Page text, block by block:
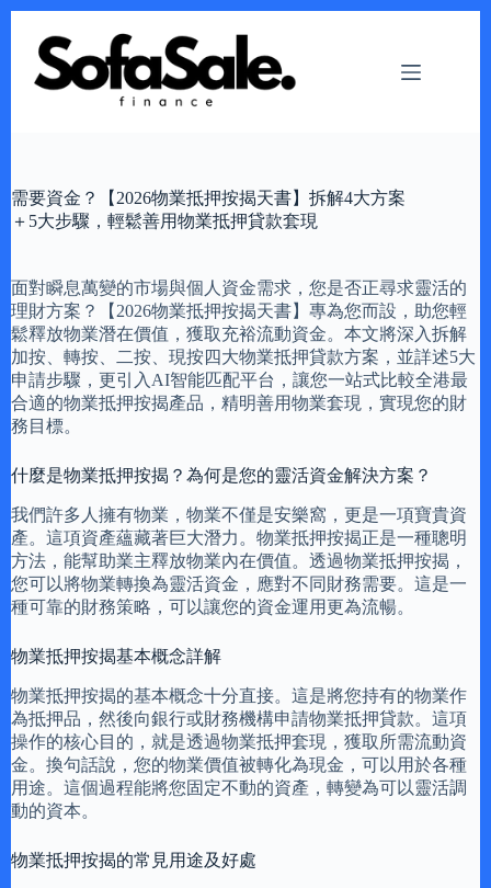
content
需要資金？【2026物業抵押按揭天書】拆解4大方案
＋5大步驟，輕鬆善用物業抵押貸款套現
面對瞬息萬變的市場與個人資金需求，您是否正尋求靈活的
理財方案？【2026物業抵押按揭天書】專為您而設，助您輕
鬆釋放物業潛在價值，獲取充裕流動資金。本文將深入拆解
加按、轉按、二按、現按四大物業抵押貸款方案，並詳述5大
申請步驟，更引入AI智能匹配平台，讓您一站式比較全港最
合適的物業抵押按揭產品，精明善用物業套現，實現您的財
務目標。
什麼是物業抵押按揭？為何是您的靈活資金解決方案？
我們許多人擁有物業，物業不僅是安樂窩，更是一項寶貴資
產。這項資產蘊藏著巨大潛力。物業抵押按揭正是一種聰明
方法，能幫助業主釋放物業內在價值。透過物業抵押按揭，
您可以將物業轉換為靈活資金，應對不同財務需要。這是一
種可靠的財務策略，可以讓您的資金運用更為流暢。
物業抵押按揭基本概念詳解
物業抵押按揭的基本概念十分直接。這是將您持有的物業作
為抵押品，然後向銀行或財務機構申請物業抵押貸款。這項
操作的核心目的，就是透過物業抵押套現，獲取所需流動資
金。換句話說，您的物業價值被轉化為現金，可以用於各種
用途。這個過程能將您固定不動的資產，轉變為可以靈活調
動的資本。
物業抵押按揭的常見用途及好處